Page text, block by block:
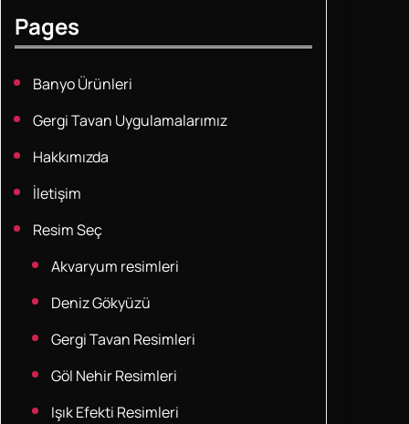
Pages
Banyo Ürünleri
Gergi Tavan Uygulamalarımız
Hakkımızda
İletişim
Resim Seç
Akvaryum resimleri
Deniz Gökyüzü
Gergi Tavan Resimleri
Göl Nehir Resimleri
Işık Efekti Resimleri